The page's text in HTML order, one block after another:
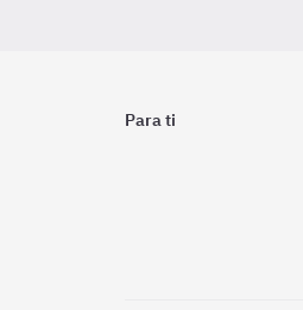
Para ti